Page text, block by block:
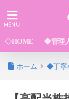
◇HOME ◆管理
ホーム ◆丁寧